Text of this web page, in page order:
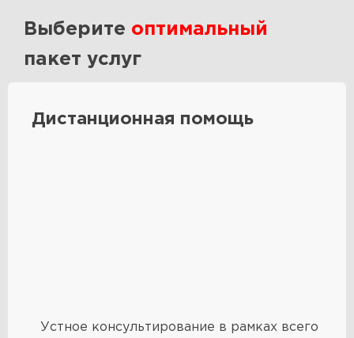
Выберите оптимальный
пакет услуг
Дистанционная помощь
Устное консультирование в рамках всего